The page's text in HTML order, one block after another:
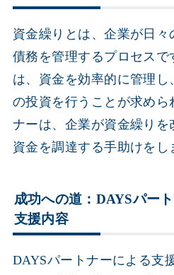
資金繰りとは、企業が日々
債務を管理するプロセス
は、資金を効率的に管理
の投資を行うことが求めら
ナーは、企業が資金繰りを
資金を調達する手助けをし
成功への道：DAYSパー
支援内容
DAYSパートナーによる支